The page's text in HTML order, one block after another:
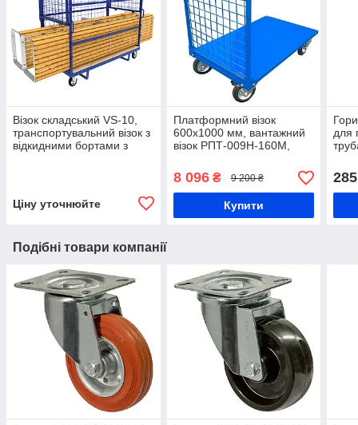
Візок складський VS-10,
транспортувальний візок з
відкидними бортами з
Ціну уточнюйте
Платформний візок
600х1000 мм, вантажний
візок РПТ-009Н-160М,
товару, складський візок,
торговий візок
8 096₴ 9 200 ₴
Купити
для
285
Подібні товари компанії